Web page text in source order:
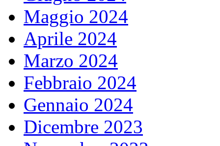
Maggio 2024
Aprile 2024
Marzo 2024
Febbraio 2024
Gennaio 2024
Dicembre 2023